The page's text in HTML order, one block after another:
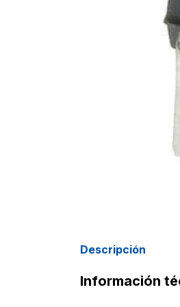
Descripción
Información